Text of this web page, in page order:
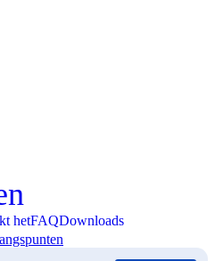
hetFAQDownloads